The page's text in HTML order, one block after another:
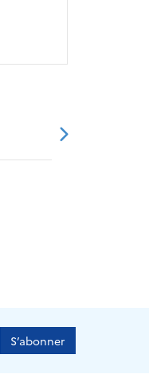
S’abonner